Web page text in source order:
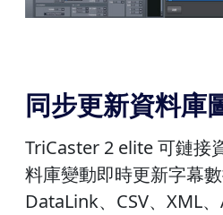
同步更新資料庫
TriCaster 2 elite 可鏈接
料庫變動即時更新字幕
DataLink、CSV、XML